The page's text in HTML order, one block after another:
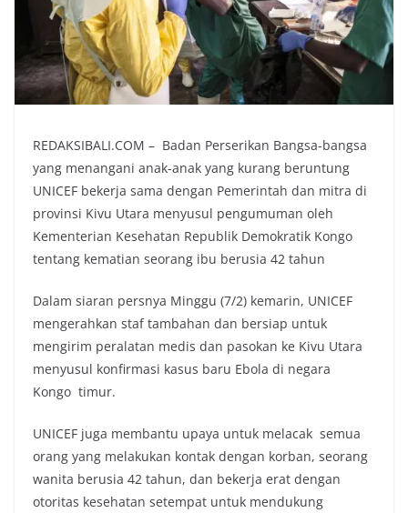
REDAKSIBALI.COM – Badan Perserikan Bangsa-bangsa
yang menangani anak-anak yang kurang beruntung
UNICEF bekerja sama dengan Pemerintah dan mitra di
provinsi Kivu Utara menyusul pengumuman oleh
Kementerian Kesehatan Republik Demokratik Kongo
tentang kematian seorang ibu berusia 42 tahun
Dalam siaran persnya Minggu (7/2) kemarin, UNICEF
mengerahkan staf tambahan dan bersiap untuk
mengirim peralatan medis dan pasokan ke Kivu Utara
menyusul konfirmasi kasus baru Ebola di negara
Kongo timur.
UNICEF juga membantu upaya untuk melacak semua
orang yang melakukan kontak dengan korban, seorang
wanita berusia 42 tahun, dan bekerja erat dengan
otoritas kesehatan setempat untuk mendukung